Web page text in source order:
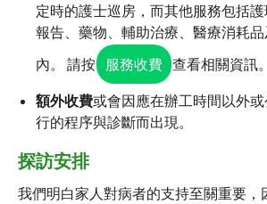
定時的護士巡房，而其他服務包括
報告、藥物、輔助治療、醫療消耗
內。 請按
服務收費 查看相關資訊。
額外收費或會因應在辦工時間以外
行的程序與診斷而出現。
探訪安排
我們明白家人對病者的支持至關重要，